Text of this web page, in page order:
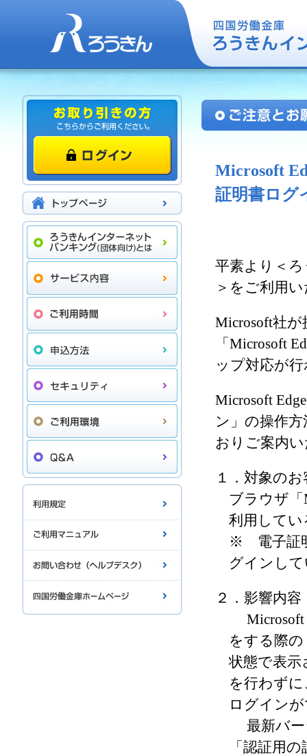
Microsoft
証明書ログ
平素より＜
＞をご利用
Microsoft社
「Microsoft
ップ対応が
Microsoft
ン」の操作
おりご案内
１．対象のお
ブラウザ「
利用してい
※ 電子証
グインし
２．影響内容
Microsoft
をする際
状態で表示
を行わず
ログイン
最新バー
「認証用